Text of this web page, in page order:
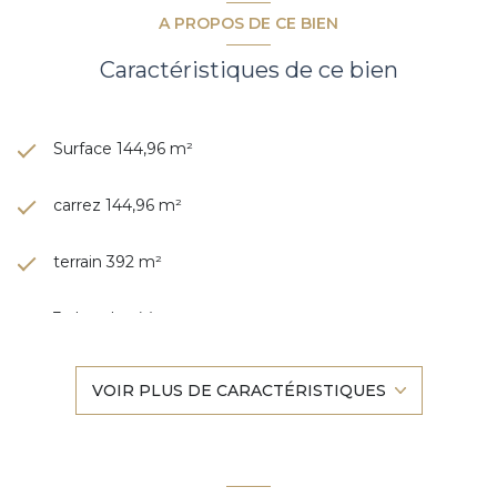
A PROPOS DE CE BIEN
Caractéristiques de ce bien
Surface 144,96 m²
carrez 144,96 m²
terrain 392 m²
3 chambre(s)
cuisine américaine (équipée)
VOIR PLUS DE CARACTÉRISTIQUES